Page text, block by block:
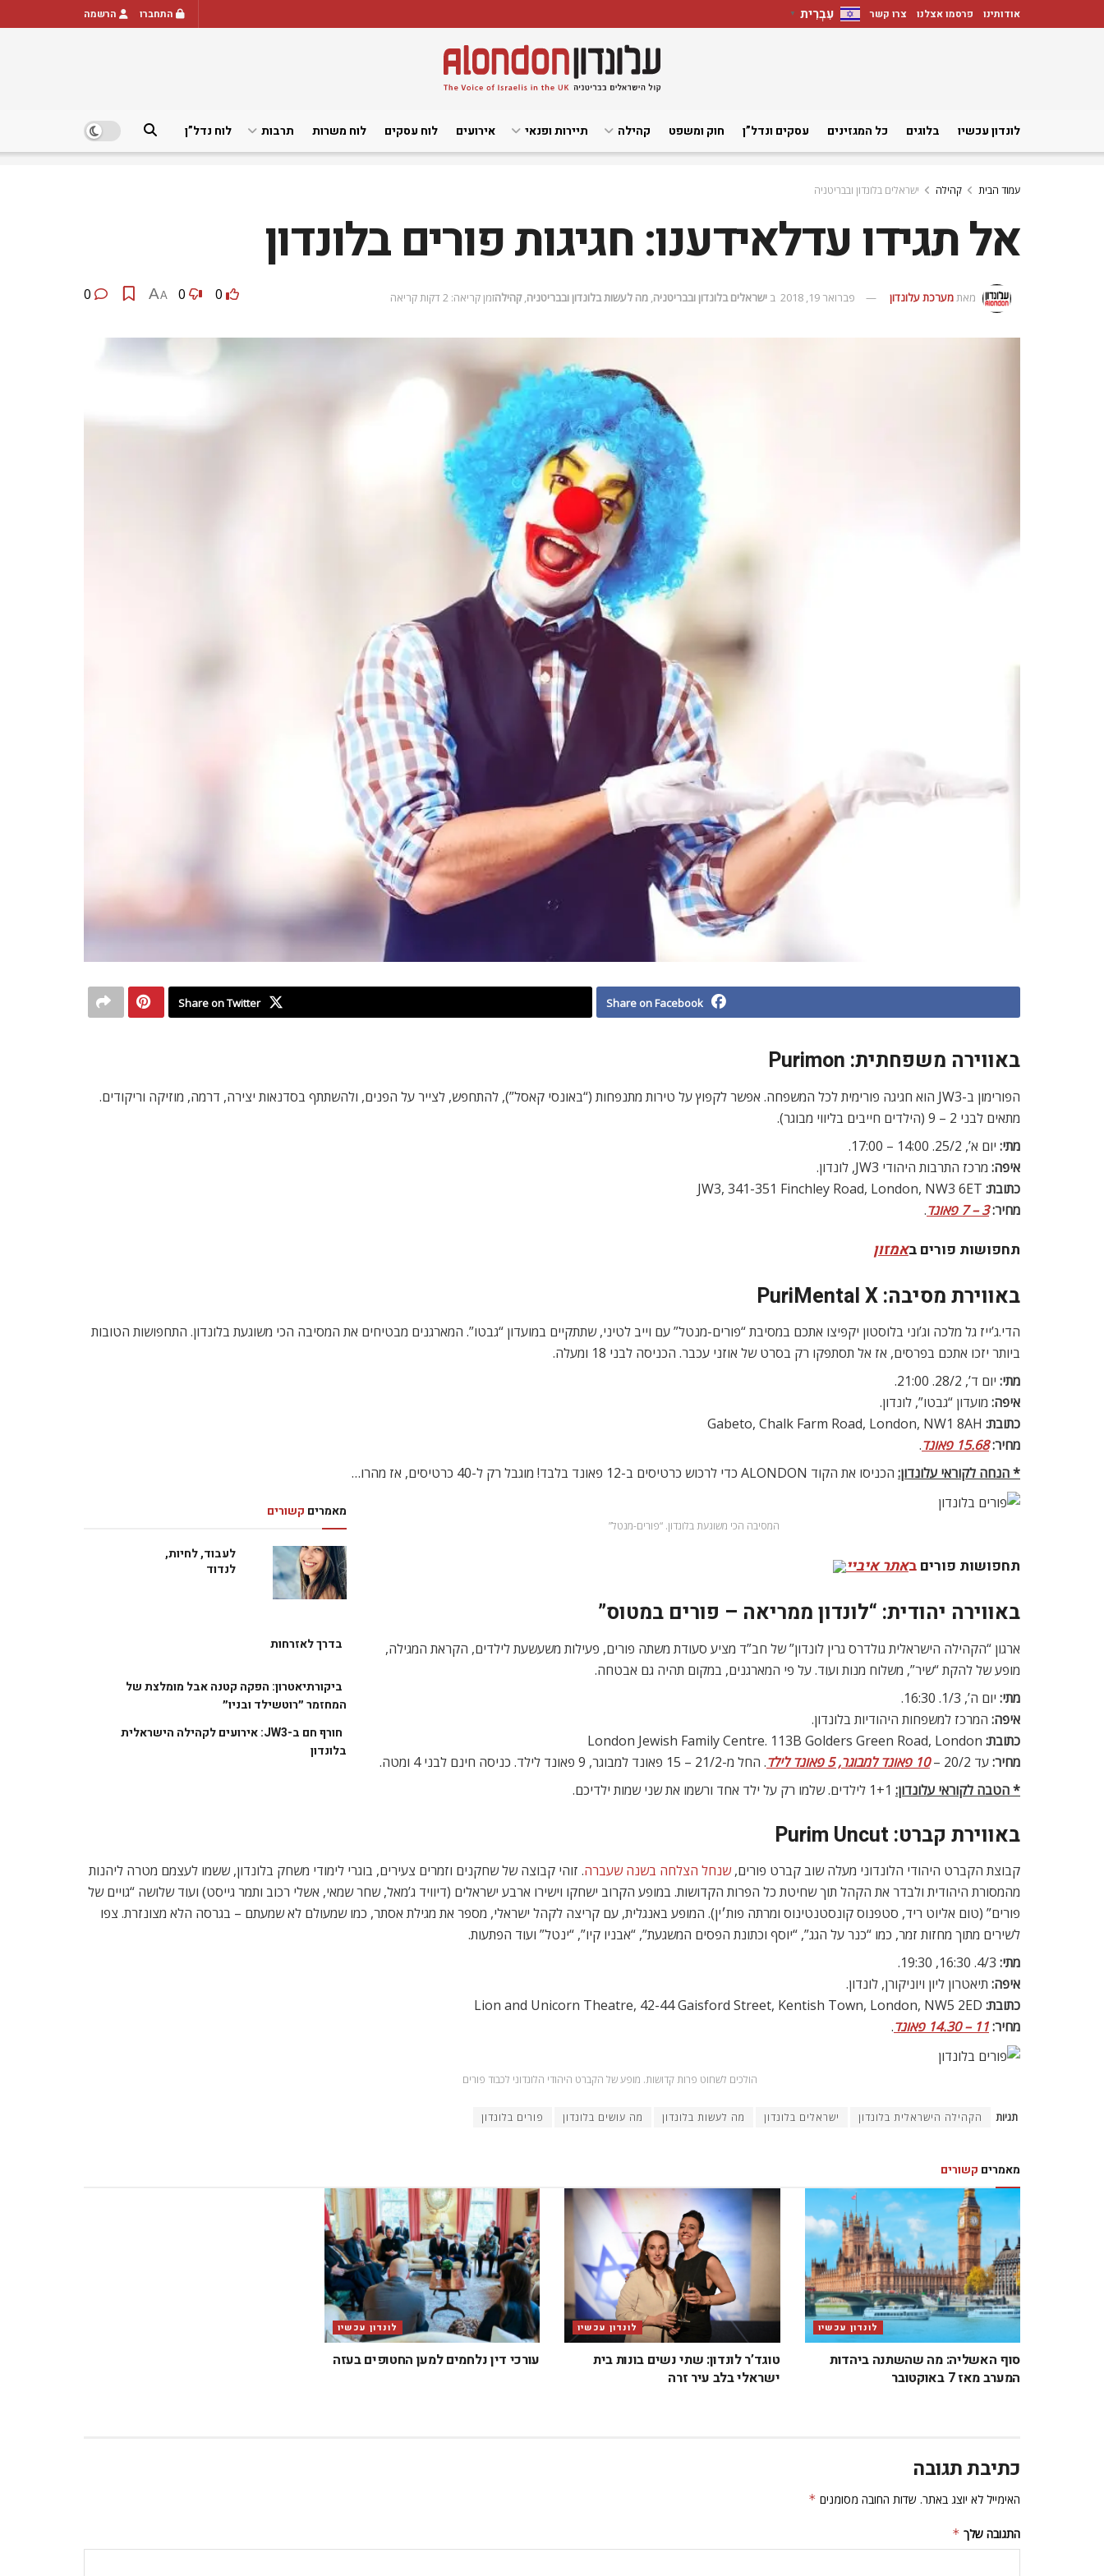
אודותינו פרסמו אצלנו צרו קשר עִבְרִית ▼ התחברו הרשמה
לונדון עכשיו בלוגים כל המגזינים עסקים ונדל”ן חוק ומשפט קהילה תיירות ופנאי אירועים לוח עסקים לוח משרות תרבות לוח נדל”ן
עמוד הבית קהילה ישראלים בלונדון ובבריטניה
אל תגידו עדלאידענו: חגיגות פורים בלונדון
מאתמערכת עלונדון פברואר 19, 2018 ב ישראלים בלונדון ובבריטניה, מה לעשות בלונדון ובבריטניה,קהילהזמן קריאה: 2 דקות קריאה 0
0
A
A
Share on Facebook
Share on Twitter
באווירה משפחתית: Purimon
הפורימון ב-JW3 הוא חגיגה פורימית לכל המשפחה. אפשר לקפוץ על טירות מתנפחות (“באונסי קאסל”), להתחפש, לצייר על הפנים, ולהשתתף בסדנאות יצירה, דרמה, מוזיקה וריקודים.
מתאים לבני 2 – 9 (הילדים חייבים בליווי מבוגר).
מתי: יום א’, 25/2. 14:00 – 17:00.
איפה: מרכז התרבות היהודי JW3, לונדון.
כתובת:
מחיר:3 – 7 פאונד .
תחפושות פורים באמזון
באווירת מסיבה: PuriMental X
הדי.ג’ייז גל מלכה וג’וני בלוסטון יקפיצו אתכם במסיבת “פורים-מנטל” עם וייב לטיני, שתתקיים במועדון “גבטו”. המארגנים מבטיחים את המסיבה הכי משוגעת בלונדון. התחפושות הטובות
ביותר יזכו אתכם בפרסים, אז אל תסתפקו רק בסרט של אוזני עכבר. הכניסה לבני 18 ומעלה.
מתי: יום ד’, 28/2. 21:00.
איפה: מועדון “גבטו”, לונדון.
כתובת:
מחיר:15.68 פאונד
.
* הנחה לקוראי עלונדון: הכניסו את הקוד ALONDON כדי לרכוש כרטיסים ב-12 פאונד בלבד! מוגבל רק ל-40 כרטיסים, אז מהרו…
מאמרים קשורים
לעבוד, לחיות,
לנדוד
בדרך לאזרחות
ביקורתיאטרון: הפקה קטנה אבל מומלצת של
המחזמר ״רוטשילד ובניו״
חורף חם ב-JW3: אירועים לקהילה הישראלית
בלונדון
המסיבה הכי משוגעת בלונדון. “פורים-מנטל”
תחפושות פורים באתר איביי
באווירה יהודית: “לונדון ממריאה – פורים במטוס”
ארגון “הקהילה הישראלית גולדרס גרין לונדון” של חב”ד מציע סעודת משתה פורים, פעילות משעשעת לילדים, הקראת המגילה,
מופע של להקת “שיר”, משלוח מנות ועוד. על פי המארגנים, במקום תהיה גם אבטחה.
מתי: יום ה’, 1/3. 16:30.
איפה: המרכז למשפחות היהודיות בלונדון.
כתובת:
מחיר:עד 20/2 – 10 פאונד למבוגר, 5 פאונד לילד
. החל מ-21/2 – 15 פאונד למבוגר, 9 פאונד לילד. כניסה חינם לבני 4 ומטה.
* הטבה לקוראי עלונדון: 1+1 לילדים. שלמו רק על ילד אחד ורשמו את שני שמות ילדיכם.
באווירת קברט: Purim Uncut
קבוצת הקברט היהודי הלונדוני מעלה שוב קברט פורים,שנחל הצלחה בשנה שעברה. זוהי קבוצה של שחקנים וזמרים צעירים, בוגרי לימודי משחק בלונדון, ששמו לעצמם מטרה ליהנות
מהמסורת היהודית ולבדר את הקהל תוך שחיטת כל הפרות הקדושות. במופע הקרוב ישחקו וישירו ארבע ישראלים (דיוויד ג’מאל,שחר שמאי, אשלי רכוב ותמר גייסט) ועוד שלושה “גויים של
פורים” (טום אליוט ריד, סטפנוס קונסטנטינוס ומרתה פות׳ין). המופע באנגלית, עם קריצה לקהל ישראלי, מספר את מגילת אסתר, כמו שמעולם לא שמעתם – בגרסה הלא מצונזרת. צפו
לשירים מתוך מחזות זמר, כמו “כנר על הגג”, “יוסף וכתונת הפסים המשגעת”, “אבניו קיו”, “ינטל” ועוד הפתעות.
מתי:
איפה: תיאטרון ליון ויוניקורן, לונדון.
כתובת:
מחיר:11 – 14.30 פאונד .
הולכים לשחוט פרות קדושות. מופע של הקברט היהודי הלונדוני לכבוד פורים
תגיות הקהילה הישראלית בלונדון ישראלים בלונדון מה לעשות בלונדון מה עושים בלונדון פורים בלונדון
מאמרים קשורים
לונדון עכשיו
סוף האשליה: מה שהשתנה ביהדות
המערב מאז 7 באוקטובר
לונדון עכשיו
טוגד’ר לונדון: שתי נשים בונות בית
ישראלי בלב עיר זרה
לונדון עכשיו
עורכי דין נלחמים למען החטופים בעזה
כתיבת תגובה
האימייל לא יוצג באתר. שדות החובה מסומנים *
התגובה שלך *